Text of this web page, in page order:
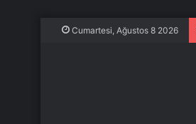
Cumartesi, Ağustos 8 2026